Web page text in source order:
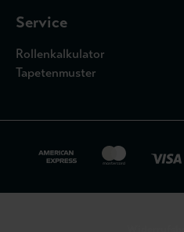
Service
Rollenkalkulator
Tapetenmuster